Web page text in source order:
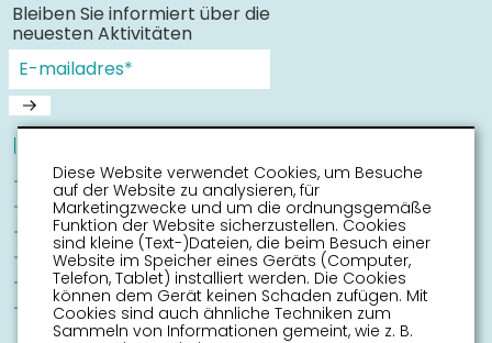
Bleiben Sie informiert über die
neuesten Aktivitäten
Informationen
Sneek mit Kinder
Sehenswürdigkeiten
Erreichbarkeit
Routen
Stadtplan
Veranstaltungskalender
Diese Website verwendet Cookies, um Besuche
auf der Website zu analysieren, für
Marketingzwecke und um die ordnungsgemäße
Funktion der Website sicherzustellen. Cookies
sind kleine (Text-)Dateien, die beim Besuch einer
Website im Speicher eines Geräts (Computer,
Telefon, Tablet) installiert werden. Die Cookies
können dem Gerät keinen Schaden zufügen. Mit
Cookies sind auch ähnliche Techniken zum
Sammeln von Informationen gemeint, wie z. B.